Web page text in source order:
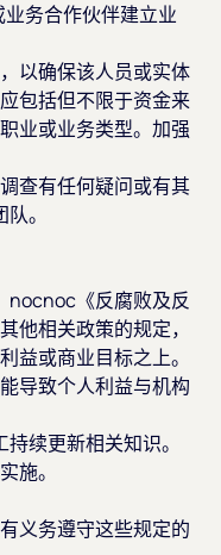
务合作伙伴建立业
以确保该人员或实体
包括但不限于资金来
业或业务类型。加强
查有任何疑问或有其
。
nocnoc《反腐败及反
他相关政策的规定，
益或商业目标之上。
导致个人利益与机构
续更新相关知识。
施。
义务遵守这些规定的